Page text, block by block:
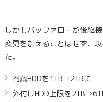
しかもバッファローが後継
変更を加えることはせず、
た。
内蔵HDDを1TB⇒2TBに
外付けHDD上限を